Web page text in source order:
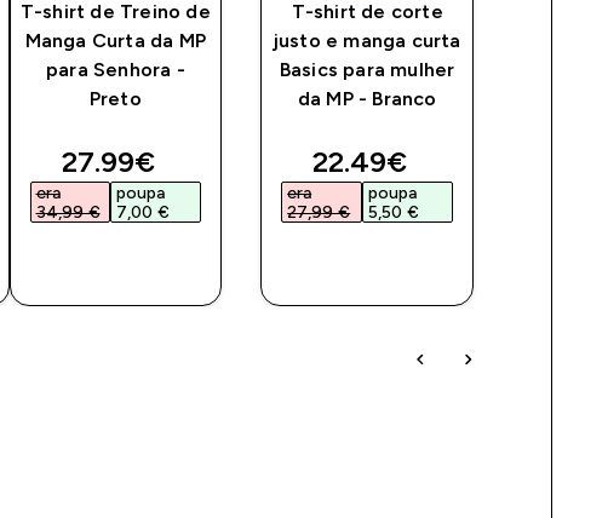
price
T-shirt de Treino de
Manga Curta da MP
para Senhora -
Preto
discounted price
27.99€‎
era
34,99 €‎
poupa
7,00 €‎
T-shirt de corte
justo e manga curta
Basics para mulher
da MP - Branco
discounted price
22.49€‎
era
27,99 €‎
poupa
5,50 €‎